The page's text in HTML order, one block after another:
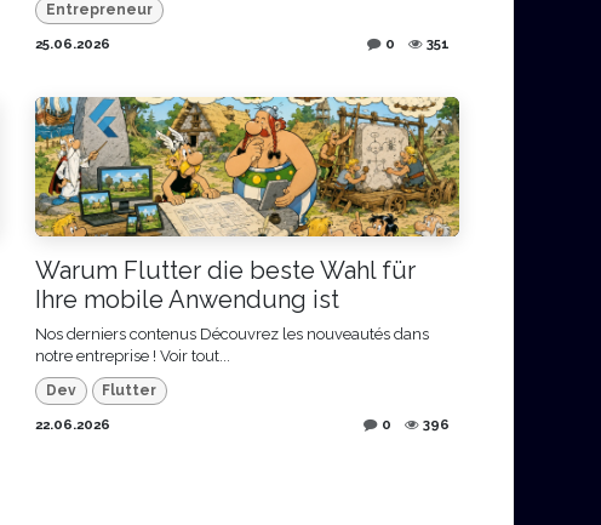
Entrepreneur
25.06.2026
0 351
Warum Flutter die beste Wahl für
Ihre mobile Anwendung ist
Nos derniers contenus Découvrez les nouveautés dans
notre entreprise ! Voir tout...
Dev
Flutter
22.06.2026
0 396